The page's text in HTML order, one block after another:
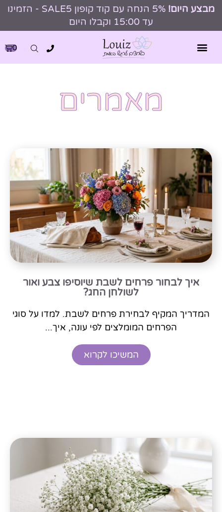
מבצע היום!
5% הנחה עם קוד קופון SALE5 - הזמינו
עד 15:00 וקבלו היום
0
מאמרים
איך לבחור פרחים לשבת שיוסיפו צבע ואור
לשולחן החג?
המדריך המקיף לבחירת פרחים לשבת. למדו על סוגי
הפרחים המומלצים לפי עונה, איך...
המשיכו לקרוא